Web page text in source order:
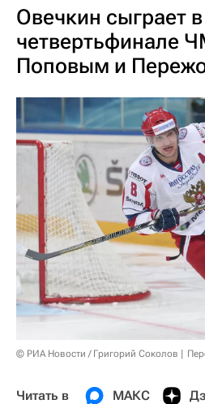
Овечкин сыграет в
четвертьфинале
Поповым и
© РИА Новости / Григорий Соколов
Читать в МАКС